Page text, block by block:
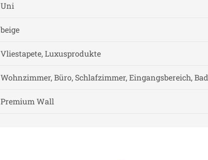
Uni
beige
Vliestapete, Luxusprodukte
Wohnzimmer, Büro, Schlafzimmer, Eingangsbereich, Bad
Premium Wall